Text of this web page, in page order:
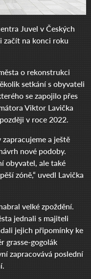
Juvel v Českých
začít na konci roku
o rekonstrukci
setkání s obyvateli
se zapojilo přes
Viktor Lavička
v roce 2022.
a ještě
nové podoby.
obyvatel, ale také
zóně,“ uvedl Lavička
velké zpoždění.
jednali s majiteli
jejich připomínky ke
grasse-gogolák
zapracovává poslední